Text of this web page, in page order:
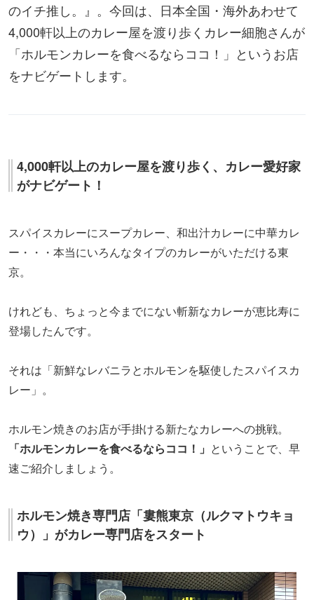
のイチ推し。』。今回は、日本全国・海外あわせて
4,000軒以上のカレー屋を渡り歩くカレー細胞さんが
「ホルモンカレーを食べるならココ！」というお店
をナビゲートします。
4,000軒以上のカレー屋を渡り歩く、カレー愛好家
がナビゲート！
スパイスカレーにスープカレー、和出汁カレーに中華カレ
ー・・・本当にいろんなタイプのカレーがいただける東
京。
けれども、ちょっと今までにない斬新なカレーが恵比寿に
登場したんです。
それは「新鮮なレバニラとホルモンを駆使したスパイスカ
レー」。
ホルモン焼きのお店が手掛ける新たなカレーへの挑戦。
「ホルモンカレーを食べるならココ！」 ということで、早
速ご紹介しましょう。
ホルモン焼き専門店「婁熊東京（ルクマトウキョ
ウ）」がカレー専門店をスタート